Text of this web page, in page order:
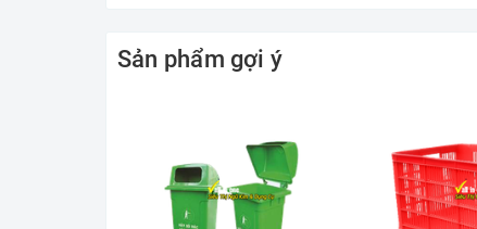
Sản phẩm gợi ý